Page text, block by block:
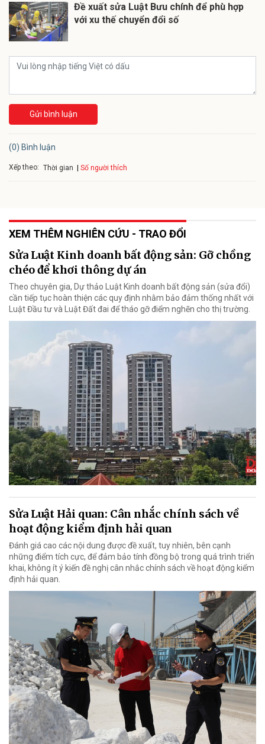
Đề xuất sửa Luật Bưu chính để phù hợp
với xu thế chuyển đổi số
Gửi bình luận
(0) Bình luận
Xếp theo: Thời gian Số người thích
XEM THÊM NGHIÊN CỨU - TRAO ĐỔI
Sửa Luật Kinh doanh bất động sản: Gỡ chồng
chéo để khơi thông dự án
Theo chuyên gia, Dự thảo Luật Kinh doanh bất động sản (sửa đổi)
cần tiếp tục hoàn thiện các quy định nhằm bảo đảm thống nhất với
Luật Đầu tư và Luật Đất đai để tháo gỡ điểm nghẽn cho thị trường.
Sửa Luật Hải quan: Cân nhắc chính sách về
hoạt động kiểm định hải quan
Đánh giá cao các nội dung được đề xuất, tuy nhiên, bên cạnh
những điểm tích cực, để đảm bảo tính đồng bộ trong quá trình triển
khai, không ít ý kiến đề nghị cân nhắc chính sách về hoạt động kiểm
định hải quan.